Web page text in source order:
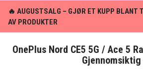
🔥 AUGUSTSALG – GJØR ET KUPP BLANT
AV PRODUKTER
OnePlus Nord CE5 5G / Ace 5
Gjennomsiktig